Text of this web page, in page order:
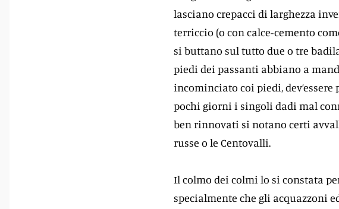
lasciano crepacci di larghezza
terriccio (o con calce-cemento
si buttano sul tutto due o tre
piedi dei passanti abbiano a
incominciato coi piedi,
pochi giorni i singoli dadi mal
ben rinnovati si notano certi
russe o le Centovalli.
Il colmo dei colmi lo si constata
specialmente che gli acquazzoni